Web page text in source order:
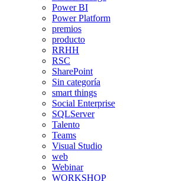
Power BI
Power Platform
premios
producto
RRHH
RSC
SharePoint
Sin categoría
smart things
Social Enterprise
SQLServer
Talento
Teams
Visual Studio
web
Webinar
WORKSHOP